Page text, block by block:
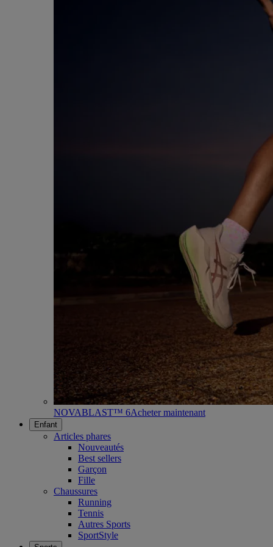
NOVABLAST™ 6Acheter maintenant
Enfant
Articles phares
Nouveautés
Best sellers
Garçon
Fille
Chaussures
Running
Tennis
Autres Sports
SportStyle